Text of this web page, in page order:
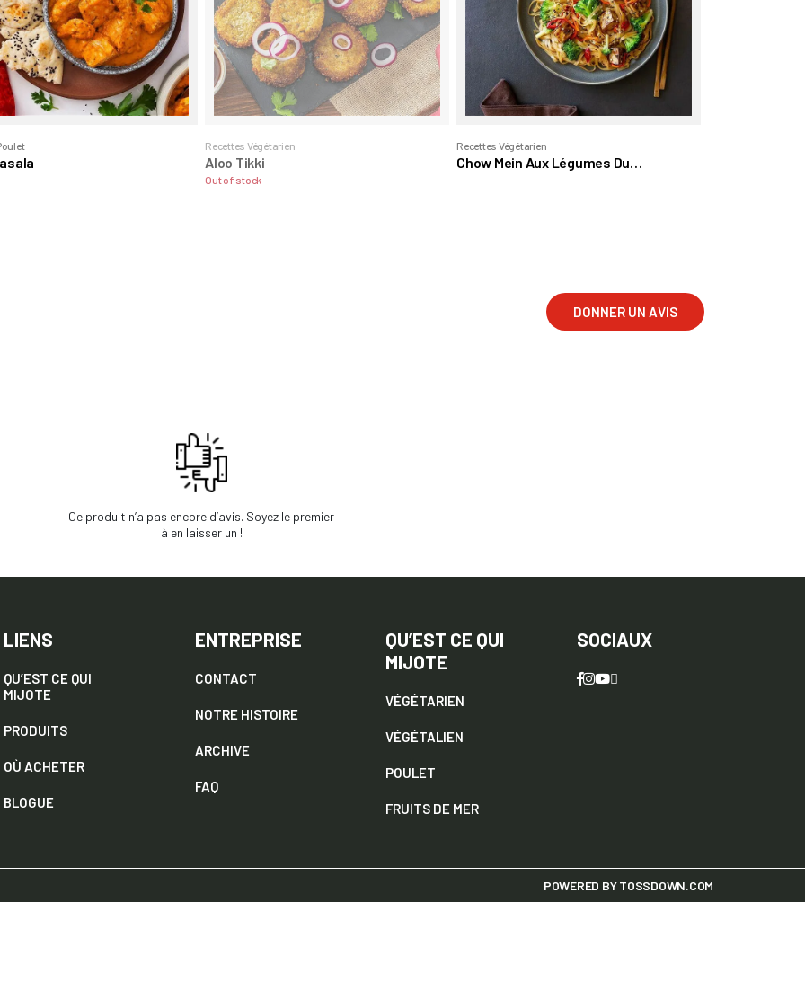
Recettes Végétarien
Aloo Tikki
Out of stock
Recettes Végétarien
Chow Mein Aux Légumes Du
DONNER UN AVIS
Ce produit n’a pas encore d’avis. Soyez le premier
à en laisser un !
LIENS
QU’EST CE QUI
MIJOTE
PRODUITS
OÙ ACHETER
BLOGUE
ENTREPRISE
CONTACT
NOTRE HISTOIRE
ARCHIVE
FAQ
QU’EST CE QUI
MIJOTE
VÉGÉTARIEN
VÉGÉTALIEN
POULET
FRUITS DE MER
SOCIAUX
POWERED BYTOSSDOWN.COM